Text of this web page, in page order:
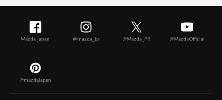
Mazda Japan @mazda_jp @Mazda_PR @MazdaOfficial
@mazdajapan